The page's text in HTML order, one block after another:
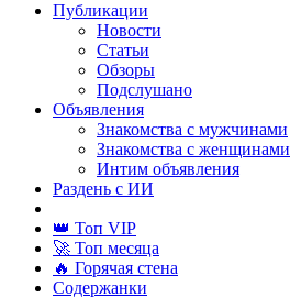
Публикации
Новости
Статьи
Обзоры
Подслушано
Объявления
Знакомства с мужчинами
Знакомства с женщинами
Интим объявления
Раздень с ИИ
👑 Топ VIP
🚀 Топ месяца
🔥 Горячая стена
Содержанки